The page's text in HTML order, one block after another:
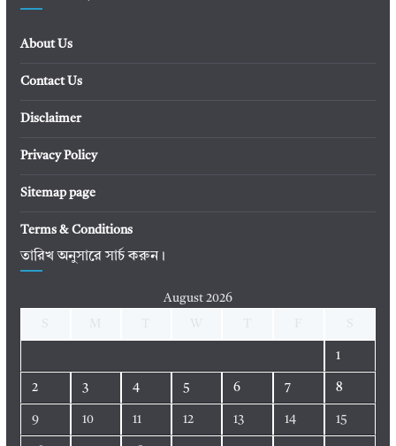
About Us
Contact Us
Disclaimer
Privacy Policy
Sitemap page
Terms & Conditions
তারিখ অনুসারে সার্চ করুন।
August 2026
1
2 3 4 5 6 7 8
9 10 11 12 13 14 15